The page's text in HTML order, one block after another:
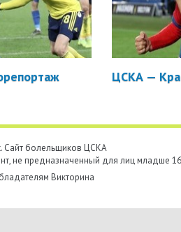
ответил на вопросы
над «Базелем» в Швейцарии.
интригу в группе. Хотя
над рекой Рейн. Путь
фанатские граффити. Путь
ЦСКА —
Cайт болельщиков ЦСКА
не предназначенный для лиц младше
Викторина